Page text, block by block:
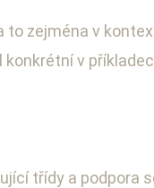
zejména v
konkrétní v
třídy a podpora